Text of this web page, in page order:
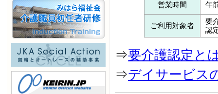
営業時間 午
ご利用対象者
要
認
⇒要介護認定と
⇒デイサービス